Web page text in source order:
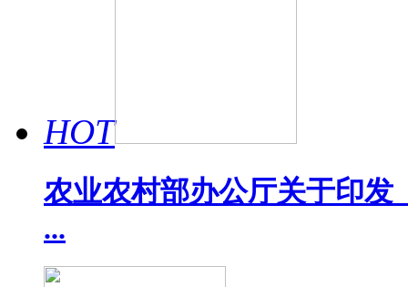
HOT
农业农村部办公厅关于印发
...